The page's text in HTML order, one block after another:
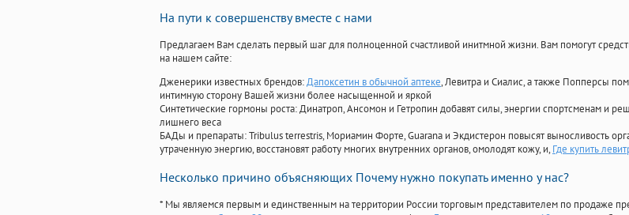
На пути к совершенству вместе с нами
Предлагаем Вам сделать первый шаг для полноценной счастливой инитмной жизни. Вам помогут
на нашем сайте:
Дженерики известных брендов:Дапоксетин в обычной аптеке, Левитра и Сиалис, а также Попперсы
интимную сторону Вашей жизни более насыщенной и яркой
Синтетические гормоны роста: Динатроп, Ансомон и Гетропин добавят силы, энергии спортсменам и
лишнего веса
БАДы и препараты:Tribulus terrestris, Мориамин Форте, Guarana и Экдистерон повысят выносливость
утраченную энергию, восстановят работу многих внутренних органов, омолодят кожу, и, Где купить
Несколько причино объясняющих Почему нужно покупать именно у нас?
* Мы являемся первым и единственным на территории России торговым представителем по продаже